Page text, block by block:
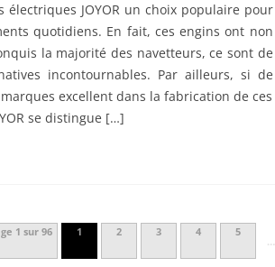
électriques JOYOR un choix populaire pour
quotidiens. En fait, ces engins ont non
la majorité des navetteurs, ce sont de
incontournables. Par ailleurs, si de
excellent dans la fabrication de ces
se distingue […]
1 sur 96 1 2 3 4 5
…